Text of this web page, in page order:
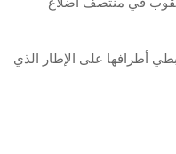
أطرافها على الإطار الذي